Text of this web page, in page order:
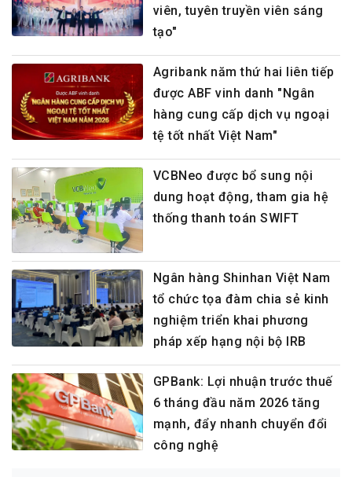
viên, tuyên truyền viên sáng
tạo"
Agribank năm thứ hai liên tiếp
được ABF vinh danh "Ngân
hàng cung cấp dịch vụ ngoại
tệ tốt nhất Việt Nam"
VCBNeo được bổ sung nội
dung hoạt động, tham gia hệ
thống thanh toán SWIFT
Ngân hàng Shinhan Việt Nam
tổ chức tọa đàm chia sẻ kinh
nghiệm triển khai phương
pháp xếp hạng nội bộ IRB
GPBank: Lợi nhuận trước thuế
6 tháng đầu năm 2026 tăng
mạnh, đẩy nhanh chuyển đổi
công nghệ